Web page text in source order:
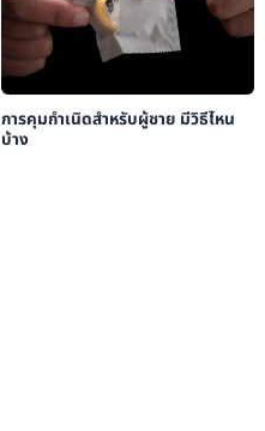
การคุมกำเนิดสำหรับผู้ชาย มีวิธีไหน
บ้าง